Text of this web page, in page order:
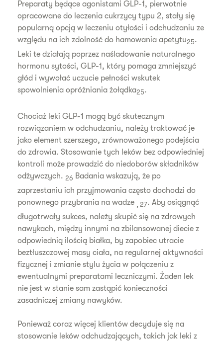
Preparaty będące agonistami GLP-1, pierwotnie
opracowane do leczenia cukrzycy typu 2, stały się
popularną opcją w leczeniu otyłości i odchudzaniu ze
względu na ich zdolność do hamowania apetytu25.
Leki te działają poprzez naśladowanie naturalnego
hormonu sytości, GLP-1, który pomaga zmniejszyć
głód i wywołać uczucie pełności wskutek
spowolnienia opróżniania żołądka25.
Chociaż leki GLP-1 mogą być skutecznym
rozwiązaniem w odchudzaniu, należy traktować je
jako element szerszego, zrównoważonego podejścia
do zdrowia. Stosowanie tych leków bez odpowiedniej
kontroli może prowadzić do niedoborów składników
odżywczych. 26 Badania wskazują, że po
zaprzestaniu ich przyjmowania często dochodzi do
ponownego przybrania na wadze , 27. Aby osiągnąć
długotrwały sukces, należy skupić się na zdrowych
nawykach, między innymi na zbilansowanej diecie z
odpowiednią ilością białka, by zapobiec utracie
beztłuszczowej masy ciała, na regularnej aktywności
fizycznej i zmianie stylu życia w połączeniu z
ewentualnymi preparatami leczniczymi. Żaden lek
nie jest w stanie sam zastąpić konieczności
zasadniczej zmiany nawyków.
Ponieważ coraz więcej klientów decyduje się na
stosowanie leków odchudzających, takich jak leki z